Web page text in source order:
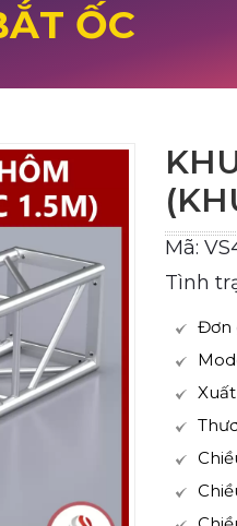
ỐC
Mã:
Tình
Đơn